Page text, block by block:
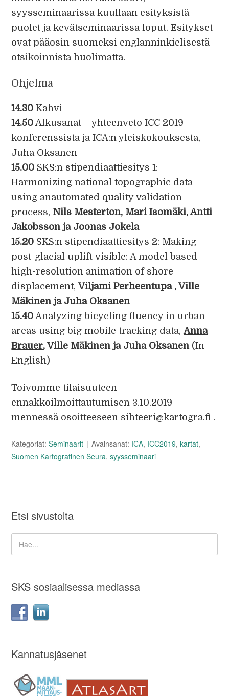
syysseminaarissa kuullaan esityksistä
puolet ja kevätseminaarissa loput. Esitykset
ovat pääosin suomeksi englanninkielisestä
otsikoinnista huolimatta.
Ohjelma
14.30 Kahvi
14.50 Alkusanat – yhteenveto ICC 2019
konferenssista ja ICA:n yleiskokouksesta,
Juha Oksanen
15.00 SKS:n stipendiaattiesitys 1:
Harmonizing national topographic data
using anautomated quality validation
process, Nils Mesterton, Mari Isomäki, Antti
Jakobsson ja Joonas Jokela
15.20 SKS:n stipendiaattiesitys 2: Making
post-glacial uplift visible: A model based
high-resolution animation of shore
displacement,Viljami Perheentupa, Ville
Mäkinen ja Juha Oksanen
15.40 Analyzing bicycling fluency in urban
areas using big mobile tracking data,Anna
Brauer, Ville Mäkinen ja Juha Oksanen(In
English)
Toivomme tilaisuuteen
ennakkoilmoittautumisen 3.10.2019
mennessä osoitteeseen sihteeri@kartogra.fi .
Kategoriat:Seminaarit Avainsanat: ICA, ICC2019,kartat,
Suomen Kartografinen Seura,syysseminaari
Etsi sivustolta
SKS sosiaalisessa mediassa
Kannatusjäsenet